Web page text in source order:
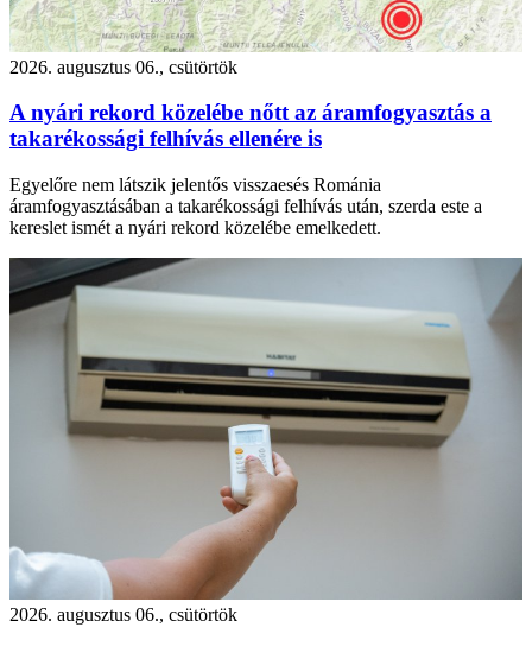
2026. augusztus 06., csütörtök
A nyári rekord közelébe nőtt az áramfogyasztás a
takarékossági felhívás ellenére is
Egyelőre nem látszik jelentős visszaesés Románia
áramfogyasztásában a takarékossági felhívás után, szerda este a
kereslet ismét a nyári rekord közelébe emelkedett.
2026. augusztus 06., csütörtök